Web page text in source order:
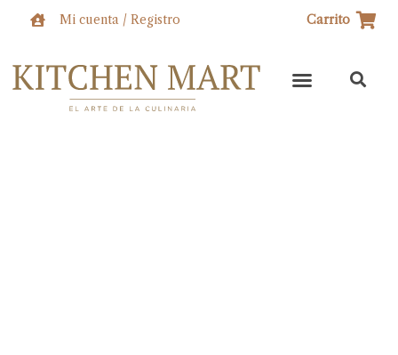
Mi cuenta / Registro Carrito